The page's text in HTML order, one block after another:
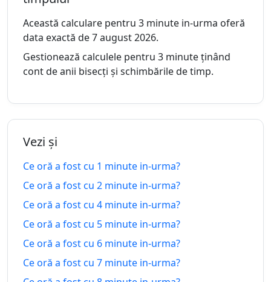
urma
peste
4
minute
07.08.2026
4
minute
07.08.2026
5
minute
urma
6
minute
in-
urma
6
peste
7
minute
7
Această calculare pentru 3 minute in-urma oferă
data exactă de 7 august 2026.
Gestionează calculele pentru 3 minute ținând
cont de anii bisecți și schimbările de timp.
Vezi și
Ce oră a fost cu 1 minute in-urma?
Ce oră a fost cu 2 minute in-urma?
Ce oră a fost cu 4 minute in-urma?
Ce oră a fost cu 5 minute in-urma?
Ce oră a fost cu 6 minute in-urma?
Ce oră a fost cu 7 minute in-urma?